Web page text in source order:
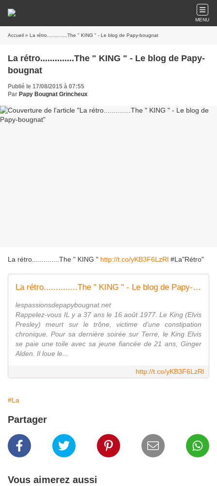
MENU
Accueil » La rétro..............The " KING " - Le blog de Papy-bougnat
La rétro..............The " KING " - Le blog de Papy-
bougnat
Publié le 17/08/2015 à 07:55
Par Papy Bougnat Grincheux
La rétro..............The " KING " http://t.co/yKB3F6LzRl #La"Rétro"
La rétro..............The " KING " - Le blog de Papy-bougnat
lespassionsdepapybougnat.net
Rappelez-vous IL y a 37 ans le 16 août 1977. Le King (Elvis
Presley) meurt sur le trône, victime d'une constipation
chronique. Pour sa dernière soirée sur Terre, le King Elvis
se paie une toile avec sa jeune fiancée de 21 ans, Ginger
Alden. Il loue le...
http://t.co/yKB3F6LzRl
#La
Partager
Vous aimerez aussi